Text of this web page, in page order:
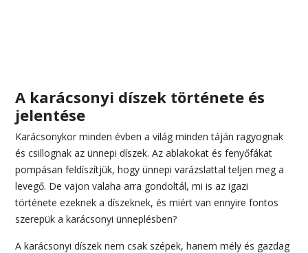
A karácsonyi díszek története és
jelentése
Karácsonykor minden évben a világ minden táján ragyognak
és csillognak az ünnepi díszek. Az ablakokat és fenyőfákat
pompásan feldíszítjük, hogy ünnepi varázslattal teljen meg a
levegő. De vajon valaha arra gondoltál, mi is az igazi
története ezeknek a díszeknek, és miért van ennyire fontos
szerepük a karácsonyi ünneplésben?
A karácsonyi díszek nem csak szépek, hanem mély és gazdag